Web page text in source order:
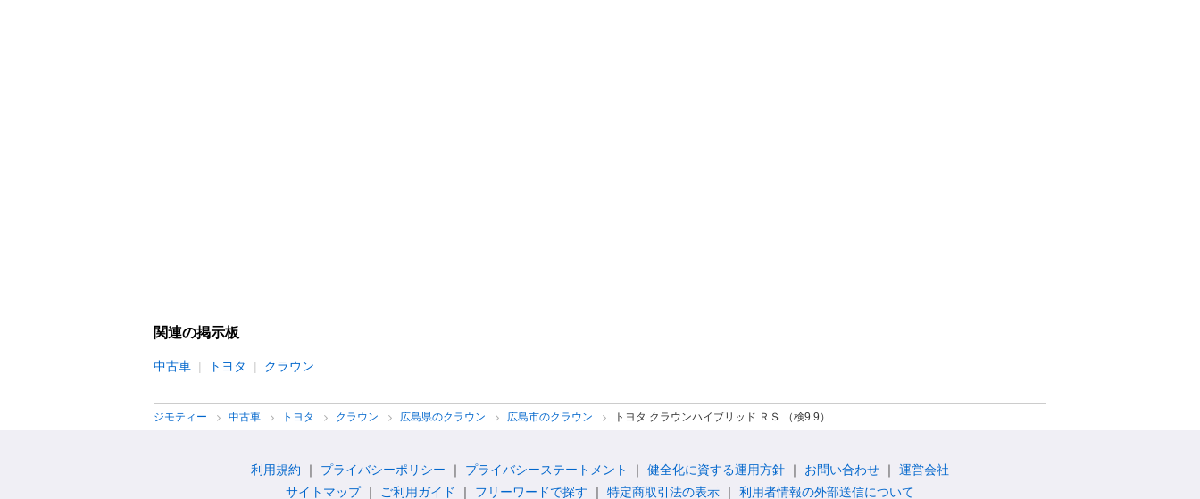
関連の掲示板
中古車 トヨタ クラウン
ジモティー 中古車 トヨタ クラウン 広島県のクラウン 広島市のクラウン トヨタ クラウンハイブリッド ＲＳ （検9.9）
利用規約 プライバシーポリシー プライバシーステートメント 健全化に資する運用方針 お問い合わせ
運営会社
サイトマップ
ご利用ガイド フリーワードで探す 特定商取引法の表示 利用者情報の外部送信について